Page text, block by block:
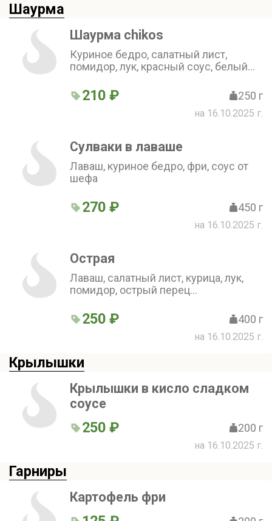
Шаурма
Шаурма chikos
Куриное бедро, салатный лист,
помидор, лук, красный соус, белый
210 ₽ 250 г
на 16.10.2025 г.
Сулваки в лаваше
Лаваш, куриное бедро, фри, соус от
шефа
270 ₽ 450 г
на 16.10.2025 г.
Острая
Лаваш, салатный лист, курица, лук,
помидор, острый перец
250 ₽ 400 г
на 16.10.2025 г.
Крылышки
Крылышки в кисло сладком
соусе
250 ₽ 200 г
на 16.10.2025 г.
Гарниры
Картофель фри